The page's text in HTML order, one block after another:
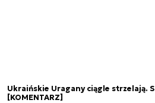
Ukraińskie Uragany ciągle strzelają.
[KOMENTARZ]